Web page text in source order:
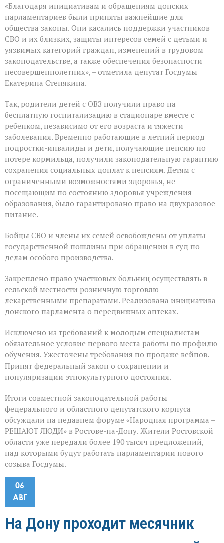
«Благодаря инициативам и обращениям донских
парламентариев были приняты важнейшие для
общества законы. Они касались поддержки участников
СВО и их близких, защиты интересов семей с детьми и
уязвимых категорий граждан, изменений в трудовом
законодательстве, а также обеспечения безопасности
несовершеннолетних», – отметила депутат Госдумы
Екатерина Стенякина.
Так, родители детей с ОВЗ получили право на
бесплатную госпитализацию в стационаре вместе с
ребенком, независимо от его возраста и тяжести
заболевания. Временно работающие в летний период
подростки-инвалиды и дети, получающие пенсию по
потере кормильца, получили законодательную гарантию
сохранения социальных доплат к пенсиям. Детям с
ограниченными возможностями здоровья, не
посещающим по состоянию здоровья учреждения
образования, было гарантировано право на двухразовое
питание.
Бойцы СВО и члены их семей освобождены от уплаты
государственной пошлины при обращении в суд по
делам особого производства.
Закреплено право участковых больниц осуществлять в
сельской местности розничную торговлю
лекарственными препаратами. Реализована инициатива
донского парламента о передвижных аптеках.
Исключено из требований к молодым специалистам
обязательное условие первого места работы по профилю
обучения. Ужесточены требования по продаже вейпов.
Принят федеральный закон о сохранении и
популяризации этнокультурного достояния.
Итоги совместной законодательной работы
федерального и областного депутатского корпуса
обсуждали на недавнем форуме «Народная программа –
РЕШАЮТ ЛЮДИ» в Ростове-на-Дону. Жители Ростовской
области уже передали более 190 тысяч предложений,
над которыми будут работать парламентарии нового
созыва Госдумы.
06
АВГ
На Дону проходит месячник